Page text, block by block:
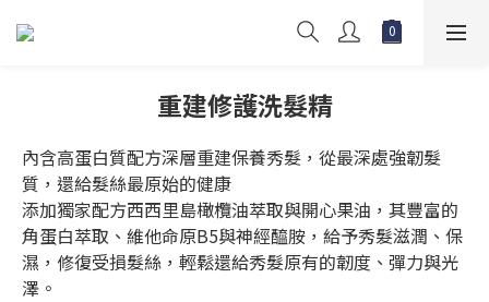
重建修護洗髮精
內含高蛋白質配方深層重建保養秀髮，從最深處強韌髮
質，還給髮絲最原始的健康
添加獨家配方西西里島橄欖油萃取與開心果油，其豐富的
角蛋白萃取、維他命原B5與神經醯胺，給予秀髮滋潤、保
濕，修復受損髮絲，輕鬆還給秀髮原有的韌度、彈力與光
澤。